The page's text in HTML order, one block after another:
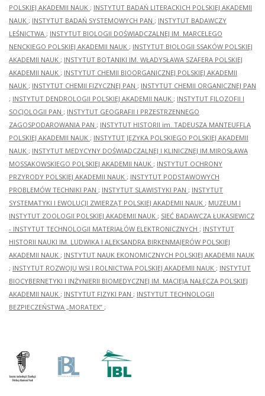
POLSKIEJ AKADEMII NAUK ; INSTYTUT BADAŃ LITERACKICH POLSKIEJ AKADEMII
NAUK ; INSTYTUT BADAŃ SYSTEMOWYCH PAN ; INSTYTUT BADAWCZY
LEŚNICTWA ; INSTYTUT BIOLOGII DOŚWIADCZALNEJ IM. MARCELEGO
NENCKIEGO POLSKIEJ AKADEMII NAUK ; INSTYTUT BIOLOGII SSAKÓW POLSKIEJ
AKADEMII NAUK ; INSTYTUT BOTANIKI IM. WŁADYSŁAWA SZAFERA POLSKIEJ
AKADEMII NAUK ; INSTYTUT CHEMII BIOORGANICZNEJ POLSKIEJ AKADEMII
NAUK ; INSTYTUT CHEMII FIZYCZNEJ PAN ; INSTYTUT CHEMII ORGANICZNEJ PAN
; INSTYTUT DENDROLOGII POLSKIEJ AKADEMII NAUK ; INSTYTUT FILOZOFII I
SOCJOLOGII PAN ; INSTYTUT GEOGRAFII I PRZESTRZENNEGO
ZAGOSPODAROWANIA PAN ; INSTYTUT HISTORII im. TADEUSZA MANTEUFFLA
POLSKIEJ AKADEMII NAUK ; INSTYTUT JĘZYKA POLSKIEGO POLSKIEJ AKADEMII
NAUK ; INSTYTUT MEDYCYNY DOŚWIADCZALNEJ I KLINICZNEJ IM.MIROSŁAWA
MOSSAKOWSKIEGO POLSKIEJ AKADEMII NAUK ; INSTYTUT OCHRONY
PRZYRODY POLSKIEJ AKADEMII NAUK ; INSTYTUT PODSTAWOWYCH
PROBLEMÓW TECHNIKI PAN ; INSTYTUT SLAWISTYKI PAN ; INSTYTUT
SYSTEMATYKI I EWOLUCJI ZWIERZĄT POLSKIEJ AKADEMII NAUK ; MUZEUM I
INSTYTUT ZOOLOGII POLSKIEJ AKADEMII NAUK ; SIEĆ BADAWCZA ŁUKASIEWICZ
- INSTYTUT TECHNOLOGII MATERIAŁÓW ELEKTRONICZNYCH ; INSTYTUT
HISTORII NAUKI IM. LUDWIKA I ALEKSANDRA BIRKENMAJERÓW POLSKIEJ
AKADEMII NAUK ; INSTYTUT NAUK EKONOMICZNYCH POLSKIEJ AKADEMII NAUK
; INSTYTUT ROZWOJU WSI I ROLNICTWA POLSKIEJ AKADEMII NAUK ; INSTYTUT
BIOCYBERNETYKI I INŻYNIERII BIOMEDYCZNEJ IM. MACIEJA NAŁĘCZA POLSKIEJ
AKADEMII NAUK ; INSTYTUT FIZYKI PAN ; INSTYTUT TECHNOLOGII
BEZPIECZEŃSTWA „MORATEX” ;